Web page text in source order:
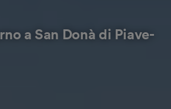
a San Donà di Piave-